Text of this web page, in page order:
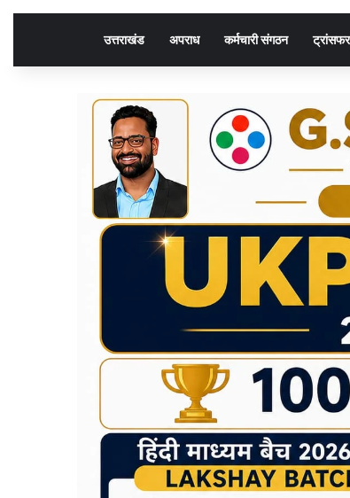
उत्तराखंड अपराध कर्मचारी संगठन